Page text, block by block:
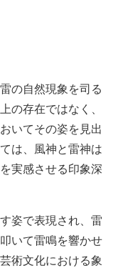
の自然現象を司る
の存在ではなく、
いてその姿を見出
は、風神と雷神は
実感させる印象深
姿で表現され、雷
いて雷鳴を響かせ
術文化における象